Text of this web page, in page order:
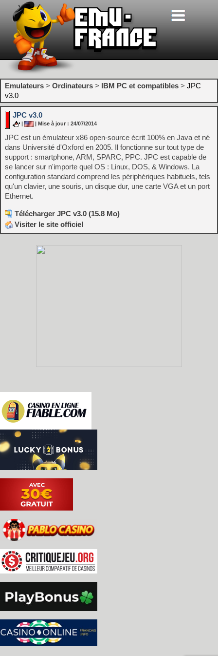
Emulateurs > Ordinateurs > IBM PC et compatibles > JPC
v3.0
JPC v3.0
| | Mise à jour : 24/07/2014
JPC est un émulateur x86 open-source écrit 100% en Java et né
dans Université d'Oxford en 2005. Il fonctionne sur tout type de
support : smartphone, ARM, SPARC, PPC. JPC est capable de
se lancer sur n'importe quel OS : Linux, DOS, & Windows. La
configuration standard comprend les périphériques habituels, tels
qu'un clavier, une souris, un disque dur, une carte VGA et un port
Ethernet.
Télécharger JPC v3.0 (15.8 Mo)
Visiter le site officiel